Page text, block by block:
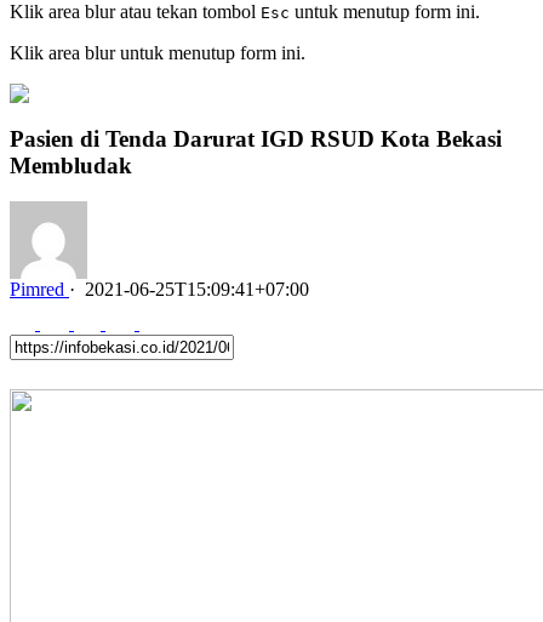
Klik area blur atau tekan tombol Esc untuk menutup form ini.
Klik area blur untuk menutup form ini.
Pasien di Tenda Darurat IGD RSUD Kota Bekasi
Membludak
Pimred · 2021-06-25T15:09:41+07:00